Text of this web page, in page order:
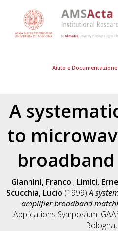
Aiuto e Documentazione
A
to
Giannini, Franco ; Limiti,
Scucchia, Lucio (1999)A
amplifier broadband
Applications Symposium.